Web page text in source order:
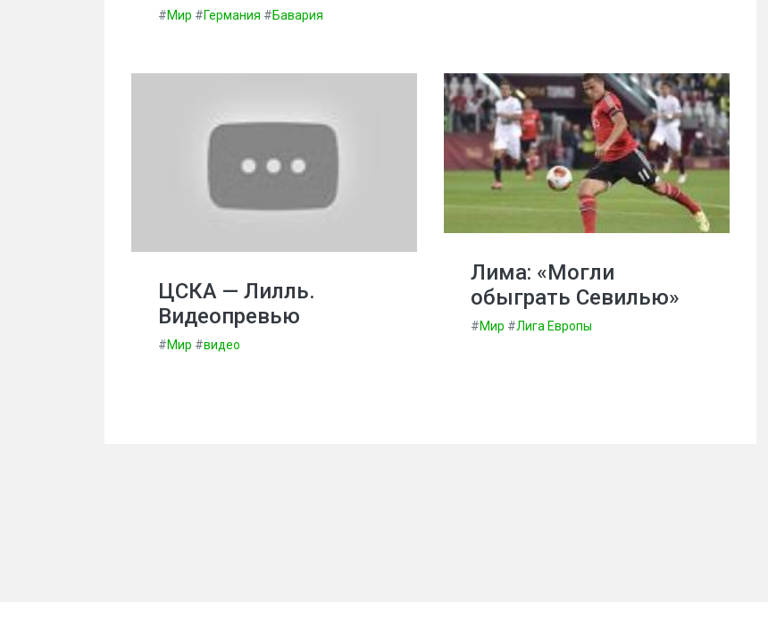
#Мир #Германия #Бавария
ЦСКА — Лилль.
Видеопревью
#Мир #видео
Лима: «Могли
обыграть Севилью»
#Мир #Лига Европы